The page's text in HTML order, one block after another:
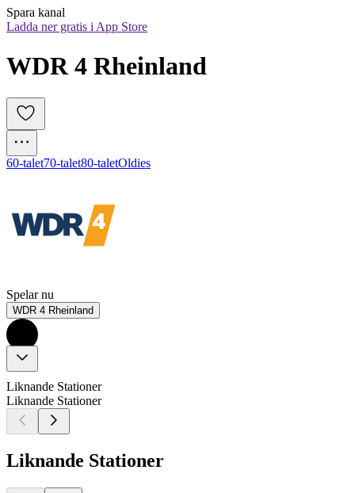
Spara kanal
Ladda ner gratis i App Store
WDR 4 Rheinland
60-talet70-talet80-taletOldies
Spelar nu
WDR 4 Rheinland
Liknande Stationer
Liknande Stationer
Liknande Stationer